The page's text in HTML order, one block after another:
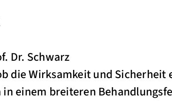
Dr. Schwarz
die Wirksamkeit und Sicherheit
einem breiteren